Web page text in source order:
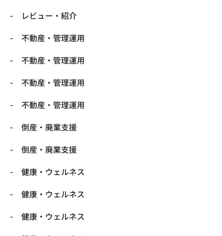
レビュー・紹介
不動産・管理運用
不動産・管理運用
不動産・管理運用
不動産・管理運用
倒産・廃業支援
倒産・廃業支援
健康・ウェルネス
健康・ウェルネス
健康・ウェルネス